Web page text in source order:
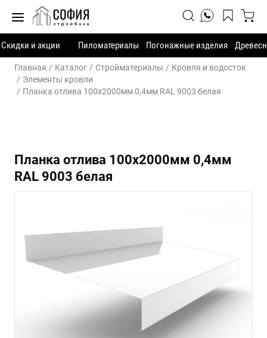
Скидки и акции Пиломатериалы Погонажные изделия
Главная Каталог Стройматериалы
Кровля и водосток
Элементы кровли
Планка отлива 100х2000мм 0,4мм RAL 9003 белая
Планка отлива 100х2000мм 0,4мм
RAL 9003 белая